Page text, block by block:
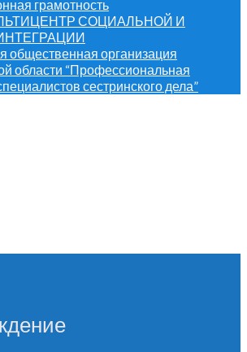
грамотность
СОЦИАЛЬНОЙ И
общественная организация
области “Профессиональная
сестринского дела”